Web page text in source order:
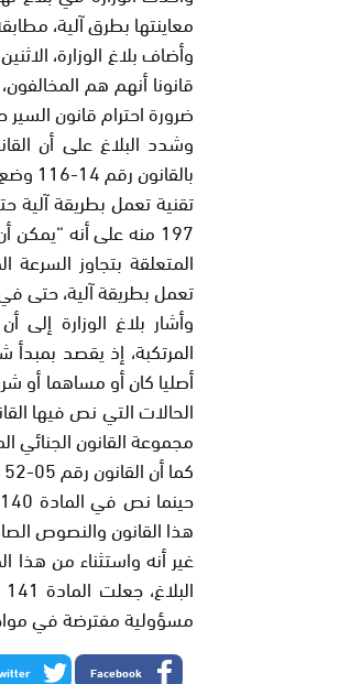
معاينتها بطرق آلية،
وأضاف بلاغ الوزارة،
قانونا أنهم هم
ضرورة احترام قانون
تقنية تعمل بطريقة
197 منه على أنه
المتعلقة بتجاوز
تعمل بطريقة آلية، حتى
وأشار بلاغ الوزارة
المرتكبة، إذ يقصد
أصليا كان أو مساهما أو
مجموعة القانون الجنائي
هذا القانون والنصوص
مسؤولية مفترضة في
Facebook